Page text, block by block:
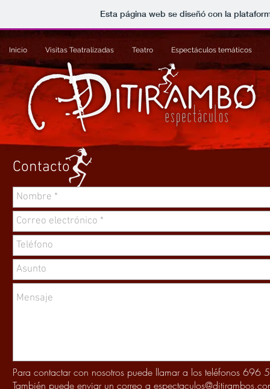
Esta página web se diseñó con la
Inicio Visitas Teatralizadas Teatro Espectáculos temáticos
Para contactar con nosotros puede llamar a los teléfonos
También puede enviar un correo a
Contacto